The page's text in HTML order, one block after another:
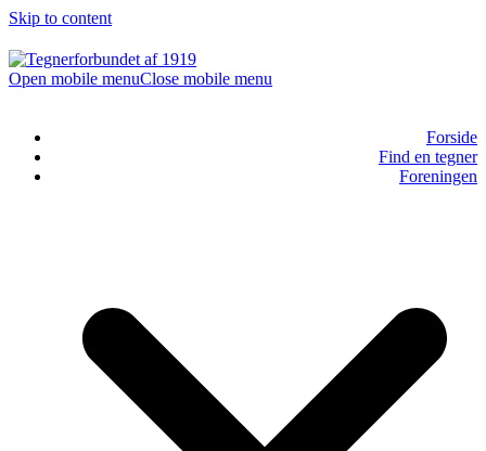
Skip to content
Open mobile menuClose mobile menu
Forside
Find en tegner
Foreningen